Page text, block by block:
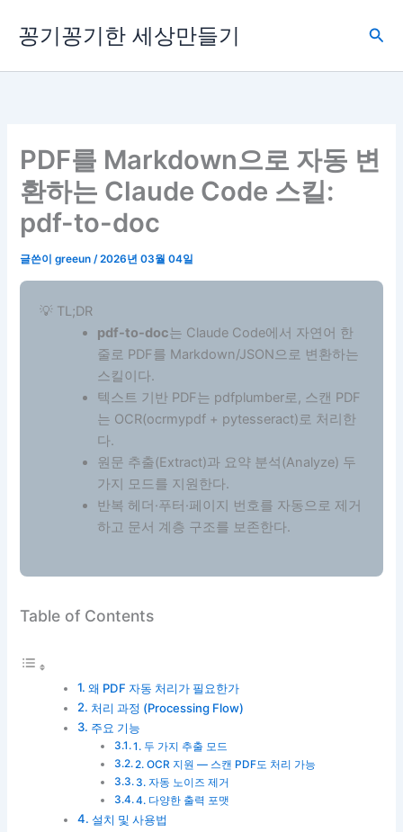
로
꽁기꽁기한 세상만들기
검
PDF를 Markdown으로 자동 변
환하는 Claude Code 스킬:
pdf-to-doc
글쓴이greeun/2026년 03월 04일
💡 TL;DR
pdf-to-doc는 Claude Code에서 자연어 한
줄로 PDF를 Markdown/JSON으로 변환하는
스킬이다.
텍스트 기반 PDF는 pdfplumber로, 스캔 PDF
는 OCR(ocrmypdf + pytesseract)로 처리한
다.
원문 추출(Extract)과 요약 분석(Analyze) 두
가지 모드를 지원한다.
반복 헤더·푸터·페이지 번호를 자동으로 제거
하고 문서 계층 구조를 보존한다.
Table of Contents
왜 PDF 자동 처리가 필요한가
처리 과정 (Processing Flow)
주요 기능
1. 두 가지 추출 모드
2. OCR 지원 — 스캔 PDF도 처리 가능
3. 자동 노이즈 제거
4. 다양한 출력 포맷
설치 및 사용법